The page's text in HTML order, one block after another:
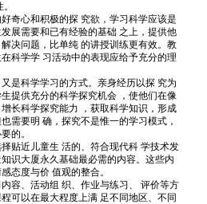
心和积极的探 究欲，学习科学应该是
展需要和已有经验的基础 之上，提供他
决问题，比单纯 的讲授训练更有效。教
科学学 习活动中的表现应给予充分的理
科学学习的方式。亲身经历以探 究为
提供充分的科学探究机会 ，使他们在像
长科学探究能力 ，获取科学知识，形成
需要明 确，探究不是惟一的学习模式，
的。
近儿童生 活的、符合现代科 学技术发
识大厦永久基础最必需的内容。这些内
态度与价 值观的整合。
、活动组 织、作业与练习、 评价等方
可以在最大程度上满 足不同地区、不同